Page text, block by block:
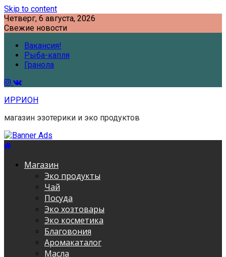
Skip to content
Четверг, 6 августа, 2026
Свежие новости
Вакансия!
Рыба-капля
Гранола
ИРРИОН
магазин эзотерики и эко продуктов
Магазин
Эко продукты
Чай
Посуда
Эко хозтовары
Эко косметика
Благовония
Аромакаталог
Масла